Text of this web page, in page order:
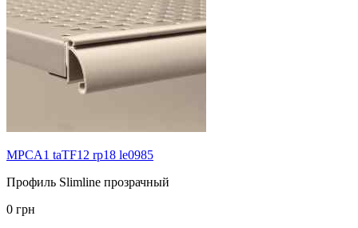
MPCA1 taTF12 rp18 le0985
Профиль Slimline прозрачный
0 грн